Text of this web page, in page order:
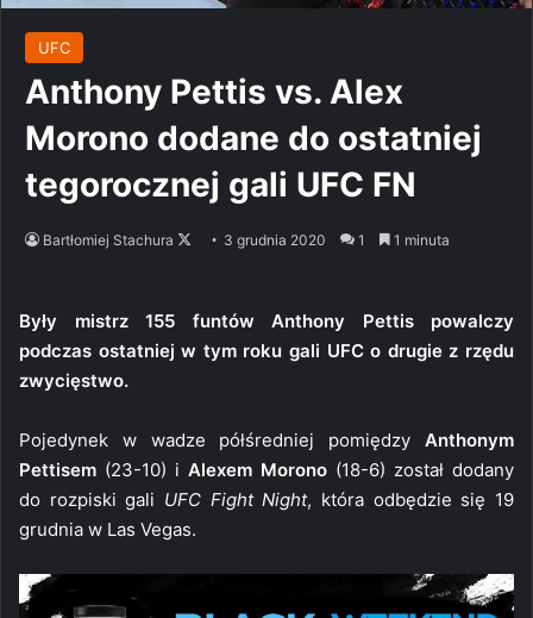
UFC
Anthony Pettis vs. Alex
Morono dodane do ostatniej
tegorocznej gali UFC FN
Bartłomiej Stachura
Follow3 grudnia 2020 1 1 minuta
Były mistrz 155 funtów Anthony Pettis powalczy
podczas ostatniej w tym roku gali UFC o drugie z rzędu
zwycięstwo.
Pojedynek w wadze półśredniej pomiędzy Anthonym
Pettisem (23-10) i Alexem Morono (18-6) został dodany
do rozpiski gali UFC Fight Night, która odbędzie się 19
grudnia w Las Vegas.